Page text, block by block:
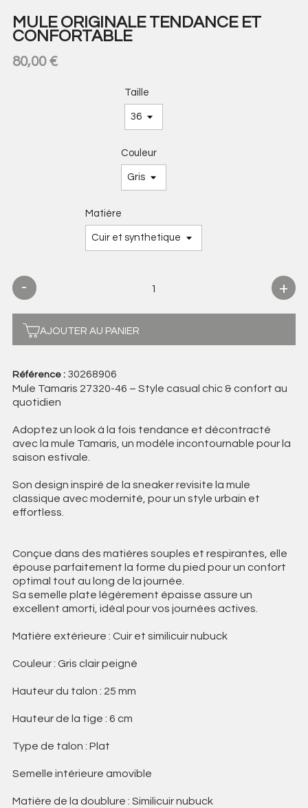
MULE ORIGINALE TENDANCE ET
CONFORTABLE
80,00 €
Taille
Couleur
Matière
AJOUTER AU PANIER
Référence : 30268906
Mule Tamaris 27320-46 – Style casual chic & confort au
quotidien
Adoptez un look à la fois tendance et décontracté
avec la mule Tamaris, un modèle incontournable pour la
saison estivale.
Son design inspiré de la sneaker revisite la mule
classique avec modernité, pour un style urbain et
effortless.
Conçue dans des matières souples et respirantes, elle
épouse parfaitement la forme du pied pour un confort
optimal tout au long de la journée.
Sa semelle plate légèrement épaisse assure un
excellent amorti, idéal pour vos journées actives.
Matière extérieure : Cuir et similicuir nubuck
Couleur : Gris clair peigné
Hauteur du talon : 25 mm
Hauteur de la tige : 6 cm
Type de talon : Plat
Semelle intérieure amovible
Matière de la doublure : Similicuir nubuck